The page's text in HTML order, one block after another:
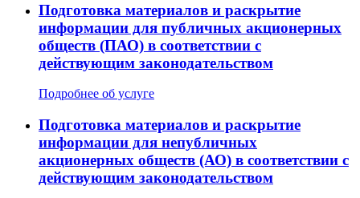
Подготовка материалов и раскрытие
информации для публичных акционерных
обществ (ПАО) в соответствии с
действующим законодательством
Подробнее об услуге
Подготовка материалов и раскрытие
информации для непубличных
акционерных обществ (АО) в соответствии с
действующим законодательством